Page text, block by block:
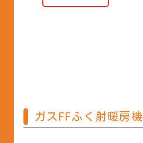
ガスFFふく射暖房機